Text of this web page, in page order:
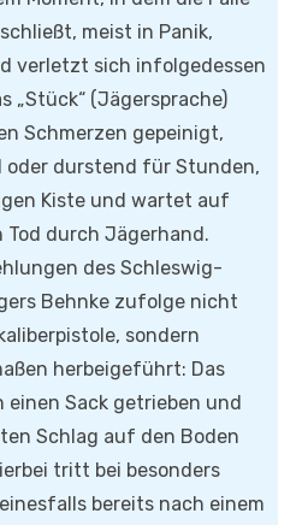
meist in Panik,
verletzt sich infolgedessen
„Stück“ (Jägersprache)
Schmerzen gepeinigt,
durstend für Stunden,
Kiste und wartet auf
durch Jägerhand.
des Schleswig-
Behnke zufolge nicht
sondern
herbeigeführt: Das
Sack getrieben und
Schlag auf den Boden
tritt bei besonders
bereits nach einem